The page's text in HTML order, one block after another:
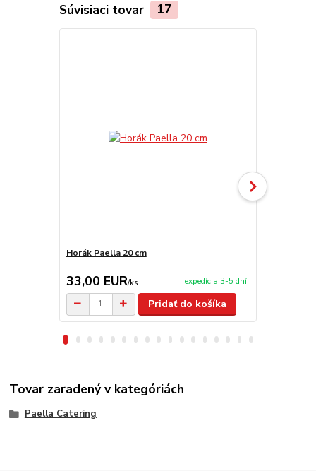
Súvisiaci tovar 17
Horák Paella 20 cm
33,00 EUR/ks expedícia 3-5 dní
Pridať do košíka
Tovar zaradený v kategóriách
Paella Catering